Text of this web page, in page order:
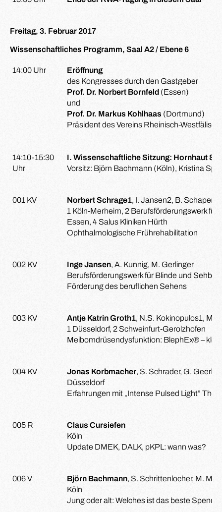
Freitag, 3. Februar 2017
Wissenschaftliches Programm, Saal A2 / Ebene 6
14:00 Uhr
Eröffnung
des Kongresses durch den Gastgeber
Prof. Dr. Norbert Bornfeld (Essen)
und
Prof. Dr. Markus Kohlhaas (Dortmund)
Präsident des Vereins Rheinisch-
14:10-15:30
Uhr
I. Wissenschaftliche Sitzung: Hornhaut &
Vorsitz: Björn Bachmann (Köln), Kristina
001 KV Norbert Schrage1, I. Jansen2, B.
1 Köln-Merheim, 2 Berufsförderungswerk
Essen, 4 Salus Kliniken Hürth
Ophthalmologische Frührehabilitation
002 KV Inge Jansen, A. Kunnig, M. Gerlinger
Berufsförderungswerk für Blinde und
Förderung des beruflichen Sehens
003 KV Antje Katrin Groth1, N.S. Kokinopulos1, M.
1 Düsseldorf, 2 Schweinfurt-Gerolzhofen
Meibomdrüsendysfunktion: BlephEx® –
004 KV Jonas Korbmacher, S. Schrader, G.
Düsseldorf
Erfahrungen mit „Intense Pulsed Light”
005 R
Claus Cursiefen
Köln
Update DMEK, DALK, pKPL: wann was?
006 V Björn Bachmann, S. Schrittenlocher, M.
Köln
Jung oder alt: Welches ist das beste